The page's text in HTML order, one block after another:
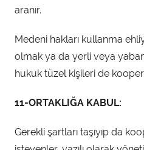
aranır.
Medeni hakları kullanma
olmak ya da yerli veya
hukuk tüzel kişileri de
11-ORTAKLIĞA KABUL:
Gerekli şartları taşıyıp da